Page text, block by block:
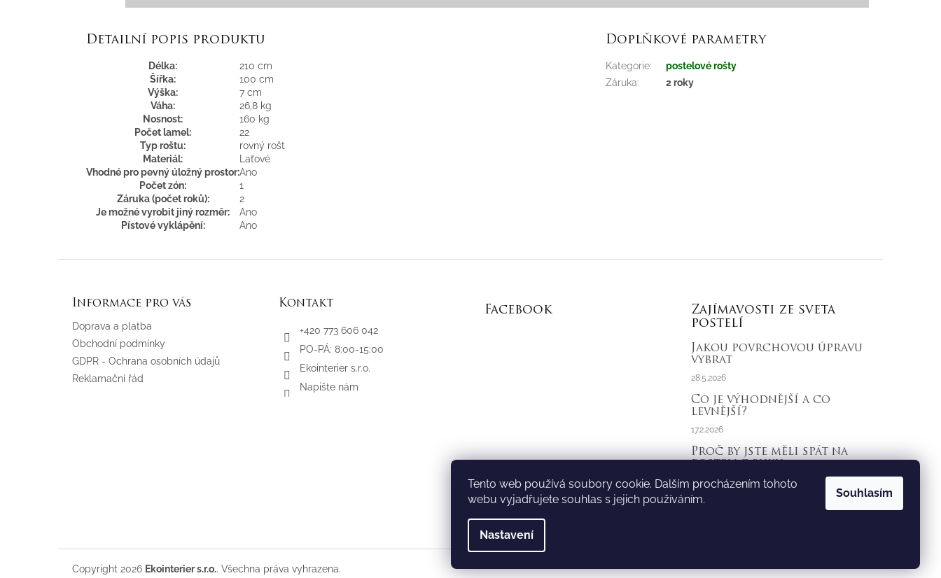
Tento web používá soubory cookie. Dalším procházením tohoto
webu vyjadřujete souhlas s jejich používáním.
Nastavení
Souhlasím
Detailní popis produktu
Délka:
210 cm
Šířka:
100 cm
Výška:
7 cm
Váha:
26,8 kg
Nosnost:
160 kg
Počet lamel:
22
Typ roštu:
rovný rošt
Materiál:
Laťové
Vhodné pro pevný úložný prostor:Ano
Počet zón:
1
Záruka (počet roků):
2
Je možné vyrobit jiný rozměr:
Ano
Pístové vyklápění:
Ano
Doplňkové parametry
Kategorie:
postelové rošty
Záruka: 2 roky
Informace pro vás
Doprava a platba
Obchodní podmínky
GDPR - Ochrana osobních údajů
Reklamační řád
Kontakt
+420 773 606 042
PO-PÁ: 8:00-15:00
Ekointerier s.r.o.
Napište nám
Facebook
Zajímavosti ze sveta
postelí
Jakou povrchovou úpravu
vybrat
28.5.2026
Co je výhodnější a co
levnější?
17.2.2026
Proč by jste měli spát na
23.1.2026
Copyright 2026 Ekointerier s.r.o.. Všechna práva vyhrazena.